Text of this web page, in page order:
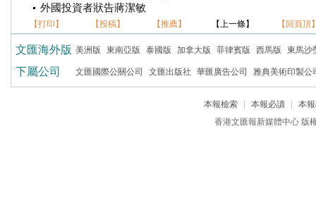
外國投資者狀告蔣潔敏
【打印】 【投稿】 【推薦】 【上一條】 【回頁頂
文匯海外版 美洲版 東南亞版 泰國版 加拿大版 菲律賓版 西馬版 東馬沙
下屬公司 文匯國際公關公司 文匯出版社 華匯廣告公司 雅典美術印製公
本報檢索 本報必讀
本
香港文匯報新媒體中心 版